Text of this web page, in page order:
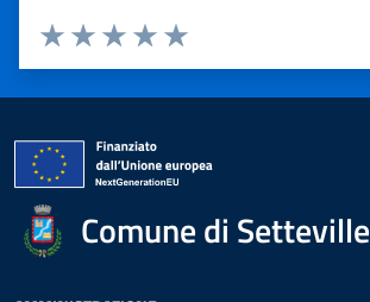
Valuta 5 stelle su 5
Valuta 4 stelle su 5
Valuta 3 stelle su 5
Valuta 2 stelle su 5
Valuta 1 stelle su 5
Comune di Setteville